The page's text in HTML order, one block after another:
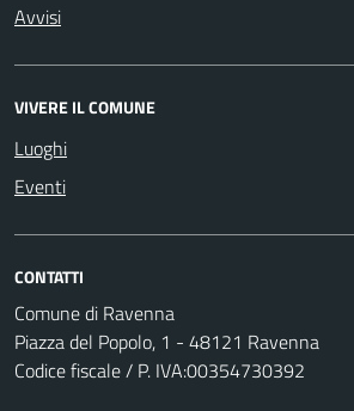
Avvisi
VIVERE IL COMUNE
Luoghi
Eventi
CONTATTI
Comune di Ravenna
Piazza del Popolo, 1 - 48121 Ravenna
Codice fiscale / P. IVA:00354730392